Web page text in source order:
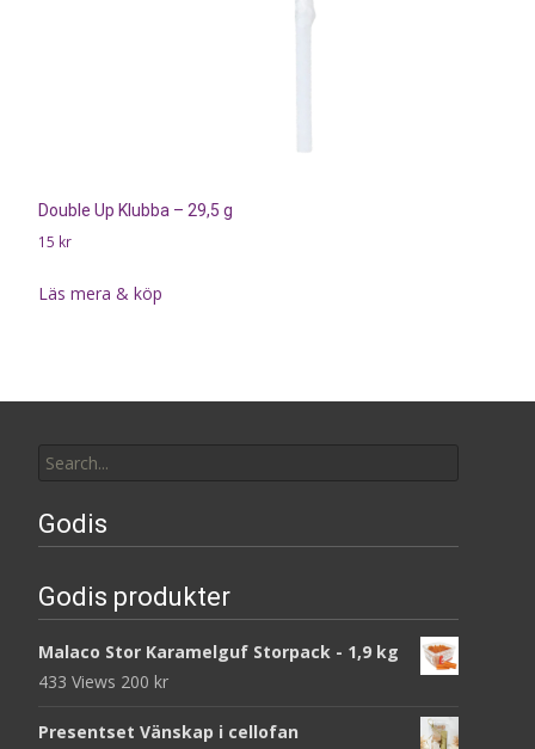
Double Up Klubba – 29,5 g
15 kr
Läs mera & köp
for:
Godis
Godis produkter
Malaco Stor Karamelguf Storpack - 1,9 kg
433 Views 200 kr
Presentset Vänskap i cellofan